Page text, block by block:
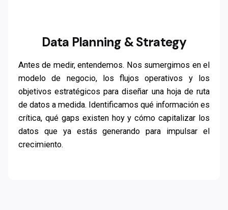
Data Planning & Strategy
Antes de medir, entendemos. Nos sumergimos en el
modelo de negocio, los flujos operativos y los
objetivos estratégicos para diseñar una hoja de ruta
de datos a medida. Identificamos qué información es
crítica, qué gaps existen hoy y cómo capitalizar los
datos que ya estás generando para impulsar el
crecimiento.